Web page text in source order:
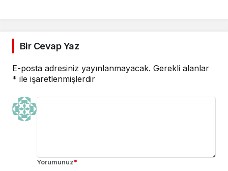
Bir Cevap Yaz
E-posta adresiniz yayınlanmayacak. Gerekli alanlar
* ile işaretlenmişlerdir
Yorumunuz*